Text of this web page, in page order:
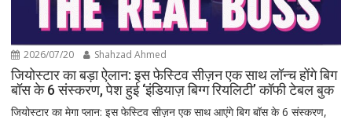
2026/07/20 Shahzad Ahmed
जियोस्टार का बड़ा ऐलान: इस फेस्टिव सीज़न एक साथ लॉन्च होंगे बिग
बॉस के 6 संस्करण, पेश हुई ‘इंडियाज़ बिग्ग रियलिटी’ कॉफी टेबल बुक
जियोस्टार का मेगा प्लान: इस फेस्टिव सीज़न एक साथ आएंगे बिग बॉस के 6 संस्करण,